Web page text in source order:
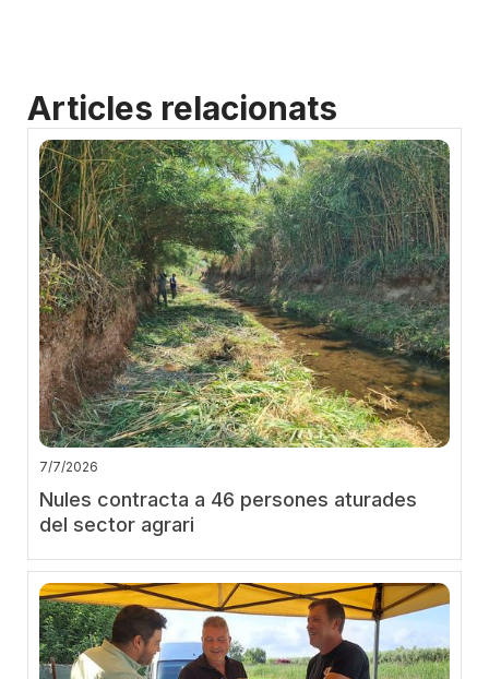
Articles relacionats
7/7/2026
Nules contracta a 46 persones aturades
del sector agrari